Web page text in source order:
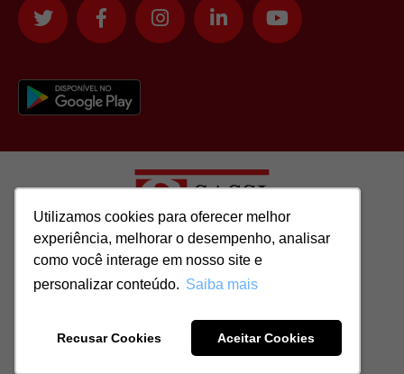
Utilizamos cookies para oferecer melhor
experiência, melhorar o desempenho, analisar
como você interage em nosso site e
personalizar conteúdo. Saiba mais
Recusar Cookies Aceitar Cookies
Utilizamos cookies para oferecer melhor
experiência, melhorar o desempenho, analisar
como você interage em nosso site e
personalizar conteúdo. Saiba mais
Recusar Cookies Aceitar Cookies
Todos os direitos reservados para: SASSI IMÓVEIS LTDA | CNPJ:
51.417.293/0001-48 | CRECI: J-04970/1